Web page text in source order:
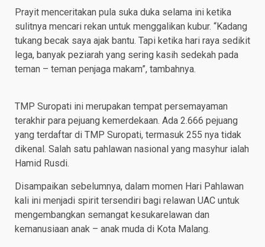
Prayit menceritakan pula suka duka selama ini ketika
sulitnya mencari rekan untuk menggalikan kubur. “Kadang
tukang becak saya ajak bantu. Tapi ketika hari raya sedikit
lega, banyak peziarah yang sering kasih sedekah pada
teman – teman penjaga makam”, tambahnya.
TMP Suropati ini merupakan tempat persemayaman
terakhir para pejuang kemerdekaan. Ada 2.666 pejuang
yang terdaftar di TMP Suropati, termasuk 255 nya tidak
dikenal. Salah satu pahlawan nasional yang masyhur ialah
Hamid Rusdi.
Disampaikan sebelumnya, dalam momen Hari Pahlawan
kali ini menjadi spirit tersendiri bagi relawan UAC untuk
mengembangkan semangat kesukarelawan dan
kemanusiaan anak – anak muda di Kota Malang.